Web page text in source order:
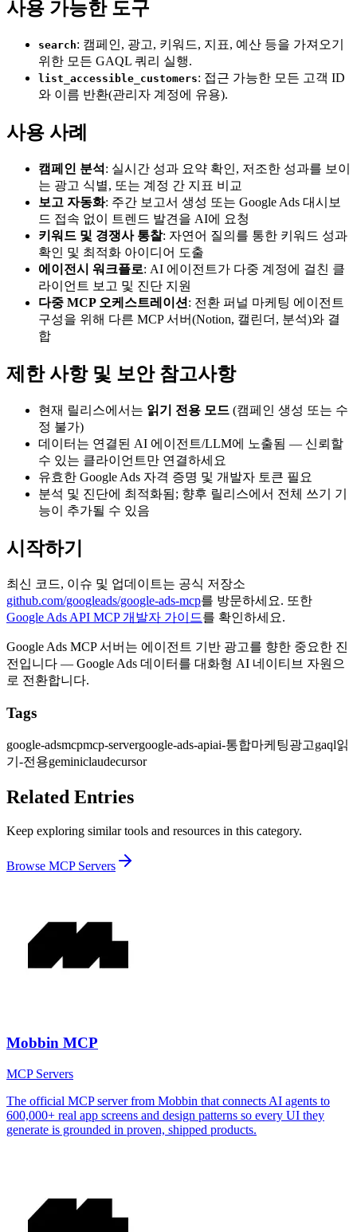
사용 가능한 도구
search: 캠페인, 광고, 키워드, 지표, 예산 등을 가져오기
위한 모든 GAQL 쿼리 실행.
list_accessible_customers: 접근 가능한 모든 고객 ID
와 이름 반환(관리자 계정에 유용).
사용 사례
캠페인 분석 : 실시간 성과 요약 확인, 저조한 성과를 보이
는 광고 식별, 또는 계정 간 지표 비교
보고 자동화: 주간 보고서 생성 또는 Google Ads 대시보
드 접속 없이 트렌드 발견을 AI에 요청
키워드 및 경쟁사 통찰: 자연어 질의를 통한 키워드 성과
확인 및 최적화 아이디어 도출
에이전시 워크플로: AI 에이전트가 다중 계정에 걸친 클
라이언트 보고 및 진단 지원
다중 MCP 오케스트레이션 : 전환 퍼널 마케팅 에이전트
구성을 위해 다른 MCP 서버(Notion, 캘린더, 분석)와 결
합
제한 사항 및 보안 참고사항
현재 릴리스에서는 읽기 전용 모드 (캠페인 생성 또는 수
정 불가)
데이터는 연결된 AI 에이전트/LLM에 노출됨 — 신뢰할
수 있는 클라이언트만 연결하세요
유효한 Google Ads 자격 증명 및 개발자 토큰 필요
분석 및 진단에 최적화됨; 향후 릴리스에서 전체 쓰기 기
능이 추가될 수 있음
시작하기
최신 코드, 이슈 및 업데이트는 공식 저장소
github.com/googleads/google-ads-mcp를 방문하세요. 또한
Google Ads API MCP 개발자 가이드를 확인하세요.
Google Ads MCP 서버는 에이전트 기반 광고를 향한 중요한 진
전입니다 — Google Ads 데이터를 대화형 AI 네이티브 자원으
로 전환합니다.
Tags
google-adsmcpmcp-servergoogle-ads-apiai-통합마케팅광고gaql읽
기-전용geminiclaudecursor
Related Entries
Keep exploring similar tools and resources in this category.
Browse MCP Servers
Mobbin MCP
MCP Servers
The official MCP server from Mobbin that connects AI agents to
600,000+ real app screens and design patterns so every UI they
generate is grounded in proven, shipped products.